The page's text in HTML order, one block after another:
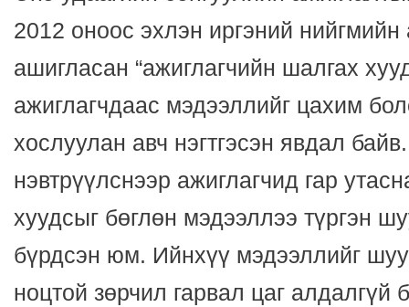
2012 оноос эхлэн иргэний нийгмийн
ашигласан “ажиглагчийн шалгах
ажиглагчдаас мэдээллийг цахим
хослуулан авч нэгтгэсэн явдал
нэвтрүүлснээр ажиглагчид гар
хуудсыг бөглөн мэдээллээ түргэн
бүрдсэн юм. Ийнхүү мэдээллийг
ноцтой зөрчил гарвал цаг алдалгүй